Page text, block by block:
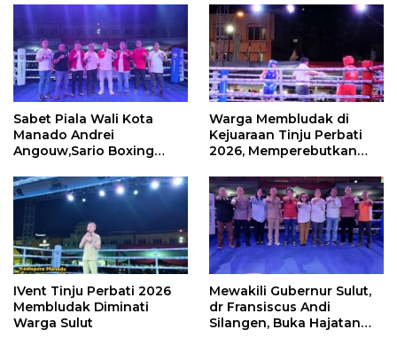
Sabet Piala Wali Kota
Manado Andrei
Angouw,Sario Boxing
Perbati 2026
Warga Membludak di
Kejuaraan Tinju Perbati
2026, Memperebutkan
IVent Tinju Perbati 2026
Membludak Diminati
Warga Sulut
Mewakili Gubernur Sulut,
dr Fransiscus Andi
Silangen, Buka Hajatan